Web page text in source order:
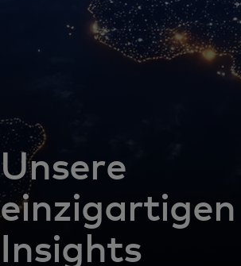
Neuigkeiten und Trends
Unsere
einzigartigen
Insights